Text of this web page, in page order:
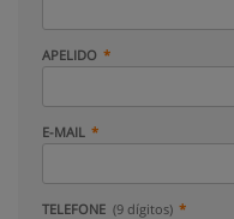
APELIDO
E-MAIL
TELEFONE (9 dígitos)